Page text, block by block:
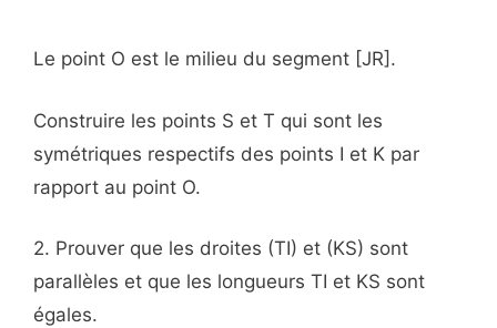
Le point O est le milieu du segment [JR].
Construire les points S et T qui sont les
symétriques respectifs des points I et K par
rapport au point O.
2. Prouver que les droites (TI) et (KS) sont
parallèles et que les longueurs TI et KS sont
égales.